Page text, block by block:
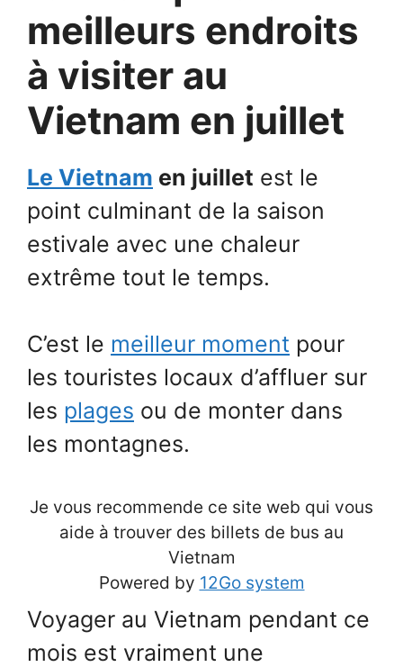
meilleurs endroits
à visiter au
Vietnam en juillet
Le Vietnam en juillet est le
point culminant de la saison
estivale avec une chaleur
extrême tout le temps.
C’est le meilleur moment pour
les touristes locaux d’affluer sur
les plages ou de monter dans
les montagnes.
Je vous recommende ce site web qui vous
aide à trouver des billets de bus au
Vietnam
Powered by 12Go system
Voyager au Vietnam pendant ce
mois est vraiment une